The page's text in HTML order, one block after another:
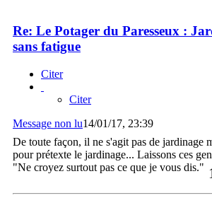
Re: Le Potager du Paresseux :
sans fatigue
Citer
Citer
Message non lu14/01/17, 23:39
De toute façon, il ne s'agit pas de jardinage
pour prétexte le jardinage... Laissons ces
"Ne croyez surtout pas ce que je vous dis."